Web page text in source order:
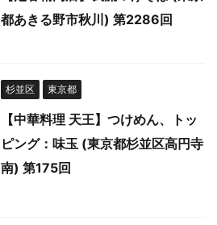
都あきる野市秋川) 第2286回
杉並区 東京都
【中華料理 天王】つけめん、トッ
ピング：味玉 (東京都杉並区高円寺
南) 第175回